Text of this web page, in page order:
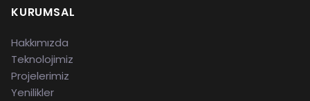
KURUMSAL
Hakkımızda
Teknolojimiz
Projelerimiz
Yenilikler